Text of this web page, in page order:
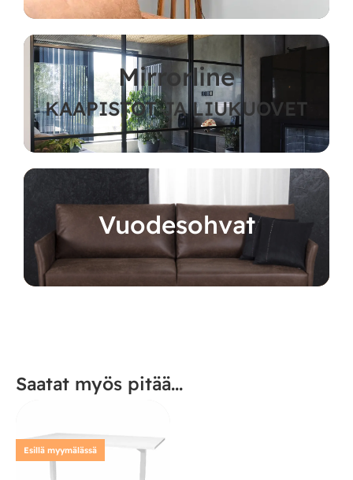
Mirrorline
KAAPISTOT JA LIUKUOVET
Vuodesohvat
Saatat myös pitää...
Esillä myymälässä